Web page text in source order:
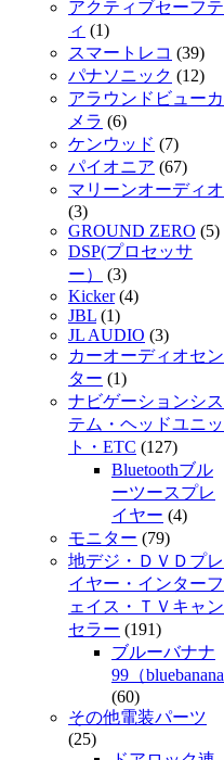
アクティブセーフテ
ィ (1)
スマートレコ (39)
パナソニック (12)
アラウンドビューカ
メラ (6)
ケンウッド (7)
パイオニア (67)
マリーンオーディオ
(3)
GROUND ZERO (5)
DSP(プロセッサ
ー）
(3)
Kicker(4)
JBL (1)
JL AUDIO (3)
カーオーディオセン
ター (1)
ナビゲーションシス
テム・ヘッドユニッ
ト・ETC (127)
Bluetoothブル
ーツースプレ
イヤー (4)
モニター (79)
地デジ・ＤＶＤプレ
イヤー・インターフ
ェイス・ＴＶキャン
セラー (191)
ブルーバナナ
99（
(60)
その他電装パーツ
(25)